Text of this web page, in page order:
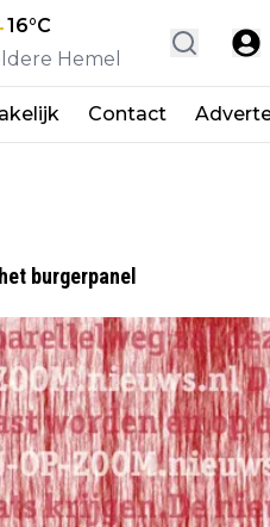
16°C
Hemel
Contact
burgerpanel